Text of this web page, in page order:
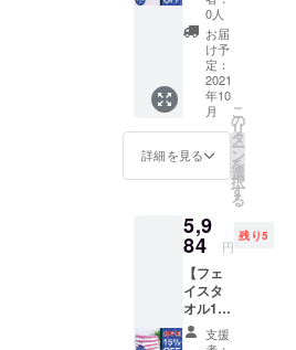
合があ
りま
す。
み） ※
各タオ
ルの色
は2色か
らお選
びいた
だけま
す。 ※
ご注文
給状
況、製
造工程
上の都
合等に
より出
荷時期
バスタ
オル×3
枚 ・正
規価格
6820円
（税・
送料込
み）
→【超
早割
15％OF
5797円
（税・
送料込
み） ※
色はお
まかせ
です ※
ご注文
0人
お届
け予
定：
2021
年10
月
詳細を見る
こ
の
リ
タ
ー
ン
を
選
択
す
る
5,9
84 円
残り5
【フェ
イスタ
オル1週
間セッ
ト】 ・
支援